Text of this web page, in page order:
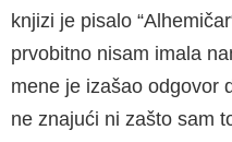
knjizi je pisalo
prvobitno nisam imala
mene je izašao odgovor
ne znajući ni zašto sam